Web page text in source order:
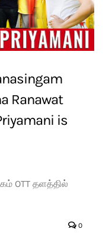
Ranawat
is
OTT தளத்தில்
0